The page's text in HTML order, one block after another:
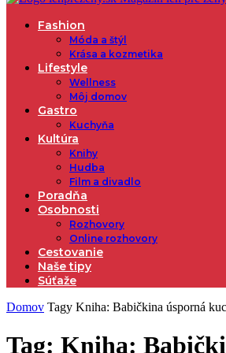
Fashion
Móda a štýl
Krása a kozmetika
Lifestyle
Wellness
Môj domov
Gastro
Kuchyňa
Kultúra
Knihy
Hudba
Film a divadlo
Poradňa
Osobnosti
Rozhovory
Online rozhovory
Cestovanie
Naše tipy
Súťaže
Domov Tagy Kniha: Babičkina úsporná
Tag: Kniha: